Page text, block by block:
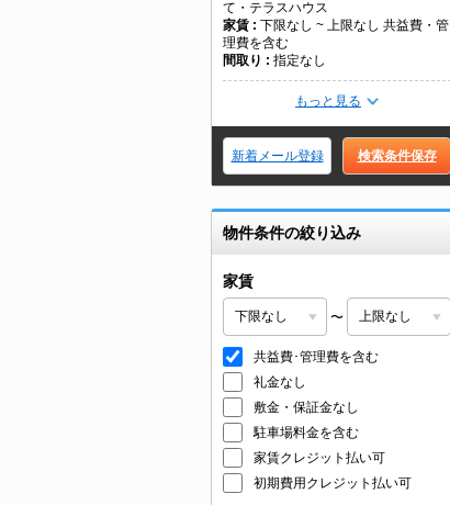
て・テラスハウス
家賃
下限なし ~ 上限なし 共益費・管
理費を含む
間取り
指定なし
もっと見る
新着メール登録 検索条件保存
物件条件の絞り込み
家賃
〜
共益費･管理費を含む
礼金なし
敷金・保証金なし
駐車場料金を含む
家賃クレジット払い可
初期費用クレジット払い可